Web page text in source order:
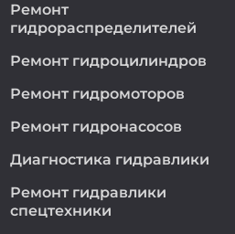
Ремонт
гидрораспределителей
Ремонт гидроцилиндров
Ремонт гидромоторов
Ремонт гидронасосов
Диагностика гидравлики
Ремонт гидравлики
спецтехники